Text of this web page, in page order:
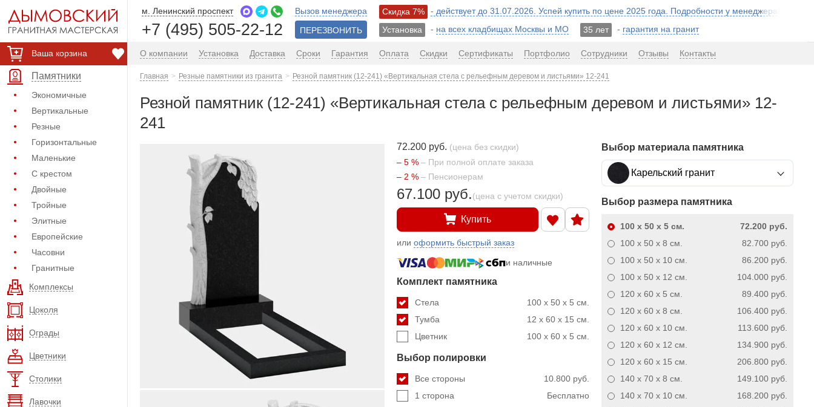
Ваша корзина
Памятники
Экономичные
Вертикальные
Резные
Горизонтальные
Маленькие
С крестом
Двойные
Тройные
Элитные
Европейские
Часовни
Гранитные
Комплексы
Цоколя
Ограды
Цветники
Столики
Лавочки
м. Ленинский проспект
+7 (495) 505-22-12
Вызов менеджера
ПЕРЕЗВОНИТЬ
Скидка 7%
- действует до 31.07.2026. Успей купить по цене 2025 года. Подробности у менеджера!
Установка
- на всех кладбищах Москвы и МО 35 лет - гарантия на гранит
О компании Установка Доставка Сроки Гарантия Оплата Скидки Сертификаты Портфолио Сотрудники Отзывы Контакты
Главная Резные памятники из гранита Резной памятник (12-241) «Вертикальная стела с рельефным деревом и листьями» 12-241
Резной памятник (12-241) «Вертикальная стела с рельефным деревом и листьями» 12-
241
72.200 руб. (цена без скидки)
– 5 % – При полной оплате заказа
– 2 % – Пенсионерам
67.100 руб.(цена с учетом скидки)
Купить
илиоформить быстрый заказ
и наличные
Комплект памятника
100 x 50 x 5 см.
Стела
12 x 60 x 15 см.
Тумба
100 x 60 x 5 см.
Цветник
Выбор полировки
10.800 руб.
Все стороны
Бесплатно
1 сторона
Выбор материала памятника
Карельский гранит
Выбор размера памятника
72.200 руб.
100 x 50 x 5см.
82.700 руб.
100 x 50 x 8 см.
86.200 руб.
100 x 50 x 10см.
104.000 руб.
100 x 50 x 12 см.
89.400 руб.
120 x 60 x 5 см.
106.400 руб.
120 x 60 x 8 см.
113.600 руб.
120 x 60 x 10см.
134.900 руб.
120 x 60 x 12 см.
206.800 руб.
120 x 60 x 15 см.
149.100 руб.
140 x 70 x 8 см.
168.200 руб.
140 x 70 x 10см.